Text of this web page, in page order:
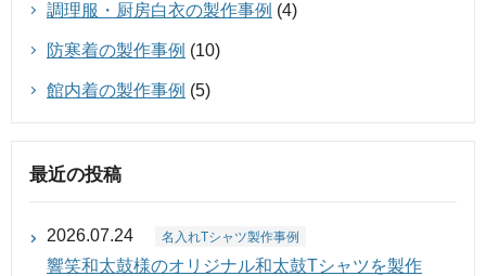
調理服・厨房白衣の製作事例 (4)
防寒着の製作事例 (10)
館内着の製作事例 (5)
最近の投稿
2026.07.24 名入れTシャツ製作事例
響笑和太鼓様のオリジナル和太鼓Tシャツを製作